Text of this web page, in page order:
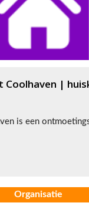
|
is een
Organisatie